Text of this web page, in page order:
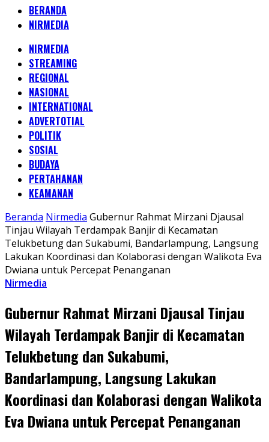
BERANDA
NIRMEDIA
NIRMEDIA
STREAMING
REGIONAL
NASIONAL
INTERNATIONAL
ADVERTOTIAL
POLITIK
SOSIAL
BUDAYA
PERTAHANAN
KEAMANAN
Beranda Nirmedia Gubernur Rahmat Mirzani Djausal
Tinjau Wilayah Terdampak Banjir di Kecamatan
Telukbetung dan Sukabumi, Bandarlampung, Langsung
Lakukan Koordinasi dan Kolaborasi dengan Walikota Eva
Dwiana untuk Percepat Penanganan
Nirmedia
Gubernur Rahmat Mirzani Djausal Tinjau
Wilayah Terdampak Banjir di Kecamatan
Telukbetung dan Sukabumi,
Bandarlampung, Langsung Lakukan
Koordinasi dan Kolaborasi dengan Walikota
Eva Dwiana untuk Percepat Penanganan